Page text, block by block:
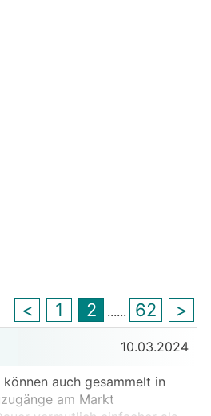
< 1 2 ...... 62 >
10.03.2024
auch gesammelt in
am Markt